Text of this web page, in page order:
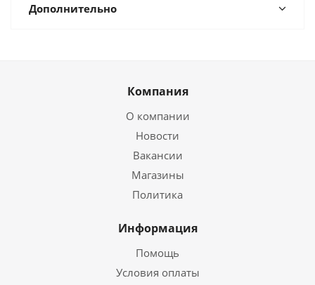
Дополнительно
Компания
О компании
Новости
Вакансии
Магазины
Политика
Информация
Помощь
Условия оплаты